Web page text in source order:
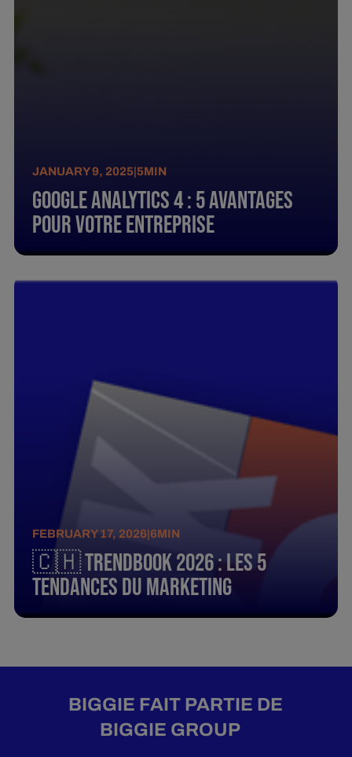
JANUARY 9, 2025 |5MIN
Google Analytics 4 : 5 Avantages
Pour Votre Entreprise
FEBRUARY 17, 2026 6MIN
🇨🇭 Trendbook 2026 : Les 5
tendances du marketing
BIGGIE FAIT PARTIE DE
BIGGIE GROUP